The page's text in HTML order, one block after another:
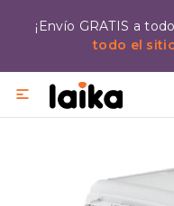
¡Envío GRATIS a
todo el
